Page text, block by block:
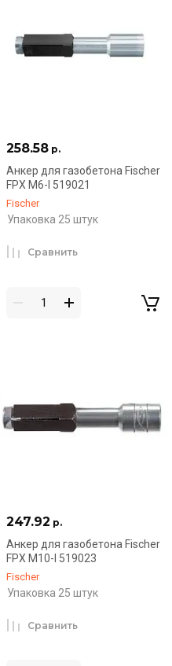
258.58 р.
Анкер для газобетона Fischer
FPX M6-I 519021
Fischer
Упаковка 25 штук
Сравнить
247.92 р.
Анкер для газобетона Fischer
FPX M10-I 519023
Fischer
Упаковка 25 штук
Сравнить